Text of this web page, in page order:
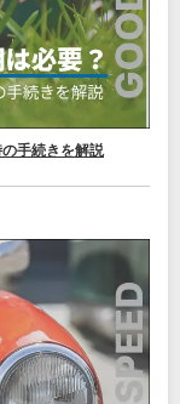
手続きを解説